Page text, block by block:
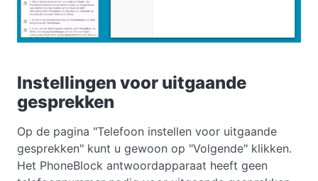
Instellingen voor uitgaande
gesprekken
Op de pagina "Telefoon instellen voor uitgaande
gesprekken" kunt u gewoon op "Volgende" klikken.
Het PhoneBlock antwoordapparaat heeft geen